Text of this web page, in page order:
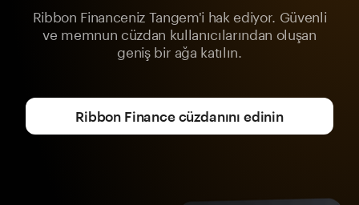
Ribbon Financeniz Tangem'i hak ediyor. Güvenli
ve memnun cüzdan kullanıcılarından oluşan
geniş bir ağa katılın.
Ribbon Finance cüzdanını edinin